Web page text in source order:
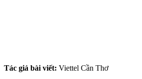
Tác giả bài viết: Viettel Cần Thơ